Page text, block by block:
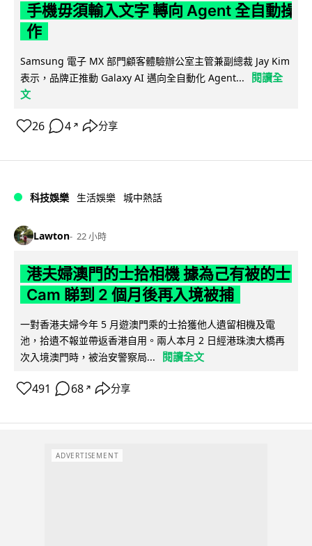
手機毋須輸入文字 轉向 Agent 全自動操
作
Samsung 電子 MX 部門顧客體驗辦公室主管兼副總裁 Jay Kim
表示，品牌正推動 Galaxy AI 邁向全自動化 Agent...
閱讀全
文
26 4 ↗ 分享
科技娛樂 生活娛樂 城中熱話
Lawton 22 小時
港夫婦澳門的士拾相機 據為己有被的士
Cam 睇到 2 個月後再入境被捕
一對香港夫婦今年 5 月遊澳門乘的士拾獲他人遺留相機及電
池，拾遺不報並帶返香港自用。兩人本月 2 日經港珠澳大橋再
次入境澳門時，被治安警察局...
閱讀全文
491 68 ↗ 分享
ADVERTISEMENT